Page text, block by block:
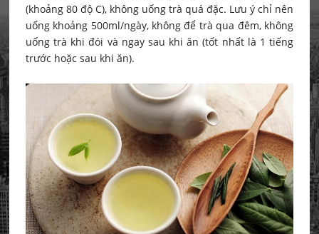
(khoảng 80 độ C), không uống trà quá đặc. Lưu ý chỉ nên
uống khoảng 500ml/ngày, không để trà qua đêm, không
uống trà khi đói và ngay sau khi ăn (tốt nhất là 1 tiếng
trước hoặc sau khi ăn).